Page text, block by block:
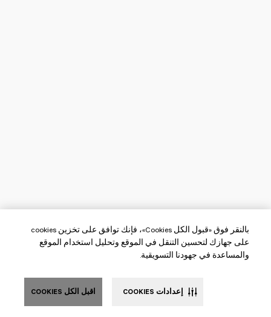
بالنقر فوق «قبول الكل Cookies»، فإنك توافق على تخزين cookies
على جهازك لتحسين التنقل في الموقع وتحليل استخدام الموقع
والمساعدة في جهودنا التسويقية.
اقبل الكل COOKIES إعدادات COOKIES